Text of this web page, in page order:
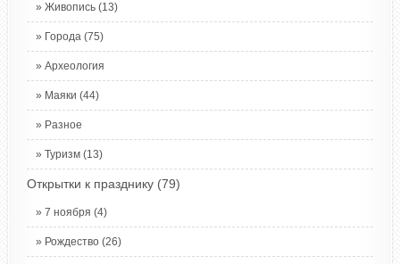
Живопись (13)
Города (75)
Археология
Маяки (44)
Разное
Туризм (13)
Открытки к празднику (79)
7 ноября (4)
Рождество (26)